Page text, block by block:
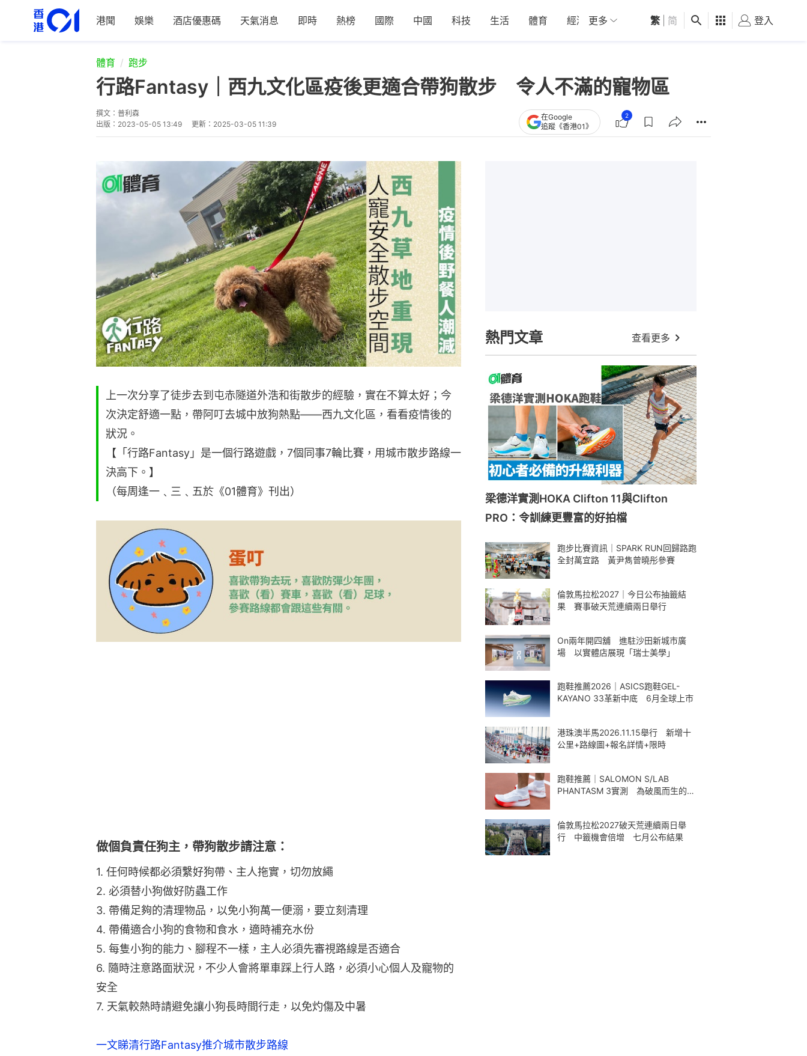
港聞 娛樂 酒店優惠碼 天氣消息 即時 熱榜 國際 中國 科技 生活 體育 經濟 01深圳 觀點 健康 好食玩飛
更多 繁 简 登入
體育 跑步
行路Fantasy｜西九文化區疫後更適合帶狗散步 令人不滿的寵物區
撰文： 普利森
出版： 2023-05-05 13:49 更新： 2025-03-05 11:39
在Google
追蹤《香港01》
2
上一次分享了徒步去到屯赤隧道外浩和街散步的經驗，實在不算太好；今
次決定舒適一點，帶阿叮去城中放狗熱點——西九文化區，看看疫情後的
狀況。
【「行路Fantasy」是一個行路遊戲，7個同事7輪比賽，用城市散步路線一
決高下。】
（每周逢一﹑三﹑五於《01體育》刊出）
做個負責任狗主，帶狗散步請注意：
1. 任何時候都必須繫好狗帶、主人拖實，切勿放繩
2. 必須替小狗做好防蟲工作
3. 帶備足夠的清理物品，以免小狗萬一便溺，要立刻清理
4. 帶備適合小狗的食物和食水，適時補充水份
5. 每隻小狗的能力、腳程不一樣，主人必須先審視路線是否適合
6. 隨時注意路面狀況，不少人會將單車踩上行人路，必須小心個人及寵物的
安全
7. 天氣較熱時請避免讓小狗長時間行走，以免灼傷及中暑
一文睇清行路Fantasy推介城市散步路線
熱門文章 查看更多
梁德洋實測HOKA Clifton 11與Clifton
PRO：令訓練更豐富的好拍檔
跑步比賽資訊｜SPARK RUN回歸路跑
全封萬宜路 黃尹雋曾曉彤參賽
倫敦馬拉松2027｜今日公布抽籤結
果 賽事破天荒連續兩日舉行
On兩年開四舖 進駐沙田新城市廣
場 以實體店展現「瑞士美學」
跑鞋推薦2026｜ASICS跑鞋GEL-
KAYANO 33革新中底 6月全球上市
港珠澳半馬2026.11.15舉行 新增十
公里+路線圖+報名詳情+限時
跑鞋推薦｜SALOMON S/LAB
PHANTASM 3實測 為破風而生的碳
倫敦馬拉松2027破天荒連續兩日舉
行 中籤機會倍增 七月公布結果